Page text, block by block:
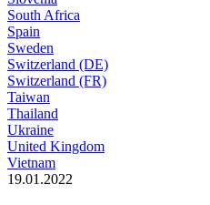
South Africa
Spain
Sweden
Switzerland (DE)
Switzerland (FR)
Taiwan
Thailand
Ukraine
United Kingdom
Vietnam
19.01.2022